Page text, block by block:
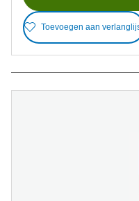
Toevoegen aan